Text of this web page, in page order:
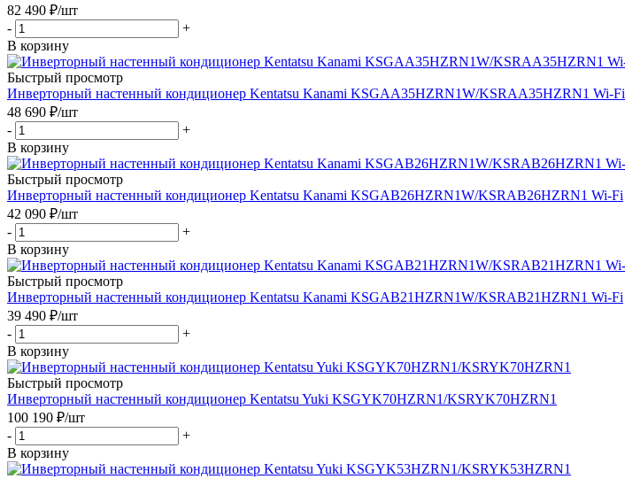
82 490 ₽/шт
-
+
В корзину
Быстрый просмотр
Инверторный настенный кондиционер Kentatsu Kanami KSGAA35HZRN1W/KSRAA35HZRN1 Wi-Fi
48 690 ₽/шт
-
+
В корзину
Быстрый просмотр
Инверторный настенный кондиционер Kentatsu Kanami KSGAB26HZRN1W/KSRAB26HZRN1 Wi-Fi
42 090 ₽/шт
-
+
В корзину
Быстрый просмотр
Инверторный настенный кондиционер Kentatsu Kanami KSGAB21HZRN1W/KSRAB21HZRN1 Wi-Fi
39 490 ₽/шт
-
+
В корзину
Быстрый просмотр
Инверторный настенный кондиционер Kentatsu Yuki KSGYK70HZRN1/KSRYK70HZRN1
100 190 ₽/шт
-
+
В корзину